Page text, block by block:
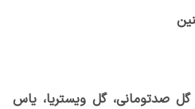
صدتومانی، گل ویستریا، یاس